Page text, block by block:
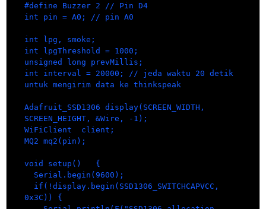
#define Buzzer 2 // Pin D4
int pin = A0; // pin A0
int lpg, smoke;
int lpgThreshold = 1000;
unsigned long prevMillis;
int interval = 20000; // jeda waktu 20 detik
untuk mengirim data ke thinkspeak
Adafruit_SSD1306 display(SCREEN_WIDTH,
SCREEN_HEIGHT, &Wire, -1);
WiFiClient  client;
MQ2 mq2(pin);
void setup()   {
0x3C)) {